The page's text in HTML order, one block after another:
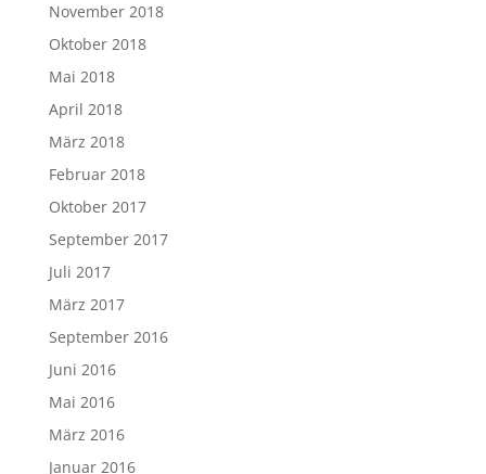
November 2018
Oktober 2018
Mai 2018
April 2018
März 2018
Februar 2018
Oktober 2017
September 2017
Juli 2017
März 2017
September 2016
Juni 2016
Mai 2016
März 2016
Januar 2016